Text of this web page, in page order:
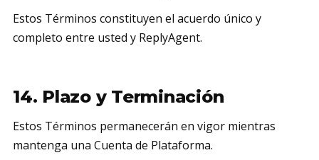
Estos Términos constituyen el acuerdo único y
completo entre usted y ReplyAgent.
14. Plazo y Terminación
Estos Términos permanecerán en vigor mientras
mantenga una Cuenta de Plataforma.